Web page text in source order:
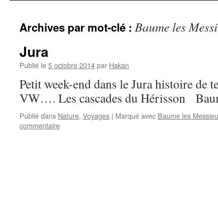
Archives par mot-clé : Baume les
Jura
Publié le5 octobre 2014par Hakan
Petit week-end dans le Jura histoire de
VW…. Les cascades du Hérisson
Publié dans Nature, Voyages | Marqué avec Baume les
commentaire